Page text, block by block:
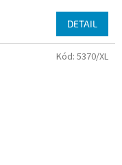
DETAIL
Kód: 5370/XL